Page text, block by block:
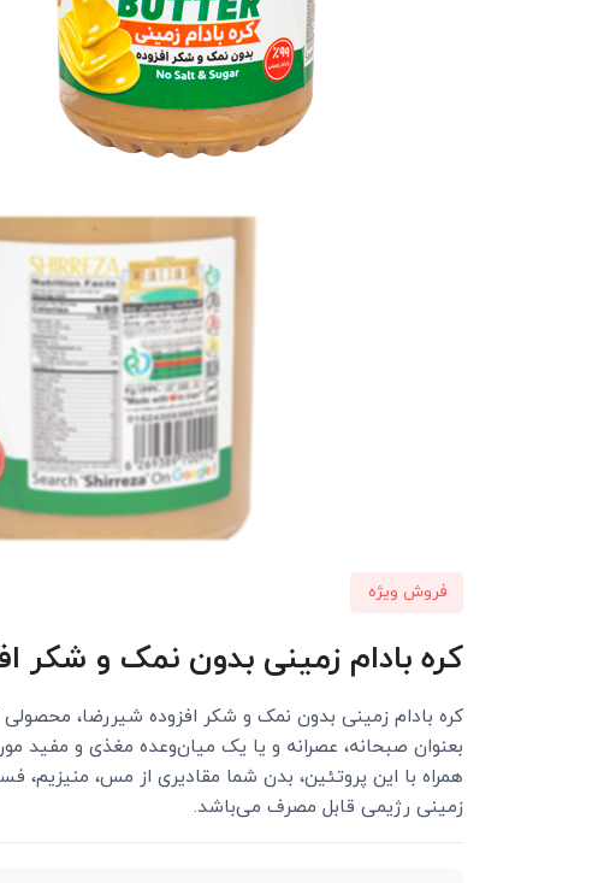
فروش ویژه
كره بادام زمينی بدون نمک و شکر افزوده
کره بادام زمینی بدون نمک و شکر افزوده شیررضا،
بعنوان صبحانه، عصرانه و یا یک میان‌وعده مغذی و مفید
همراه با این پروتئین، بدن شما مقادیری از مس،
زمینی رژیمی قابل مصرف می‌باشد.